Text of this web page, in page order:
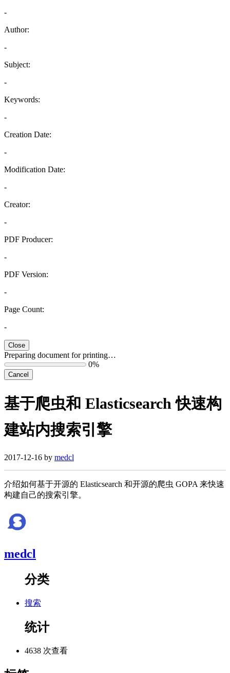
-
Author:
-
Subject:
-
Keywords:
-
Creation Date:
-
Modification Date:
-
Creator:
-
PDF Producer:
-
PDF Version:
-
Page Count:
-
Close
Preparing document for printing…
0%
Cancel
基于爬虫和 Elasticsearch 快速构
建站内搜索引擎
2017-12-16 by medcl
介绍如何基于开源的 Elasticsearch 和开源的爬虫 GOPA 来快速
构建自己的搜索引擎。
medcl
分类
搜索
统计
4638 次查看